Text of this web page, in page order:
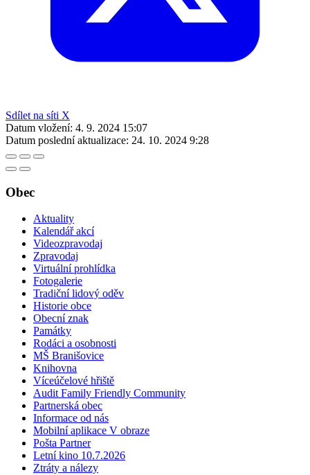
Sdílet na síti X
Datum vložení: 4. 9. 2024 15:07
Datum poslední aktualizace: 24. 10. 2024 9:28
Obec
Aktuality
Kalendář akcí
Videozpravodaj
Zpravodaj
Virtuální prohlídka
Fotogalerie
Tradiční lidový oděv
Historie obce
Obecní znak
Památky
Rodáci a osobnosti
MŠ Branišovice
Knihovna
Víceúčelové hřiště
Audit Family Friendly Community
Partnerská obec
Informace od nás
Mobilní aplikace V obraze
Pošta Partner
Letní kino 10.7.2026
Ztráty a nálezy